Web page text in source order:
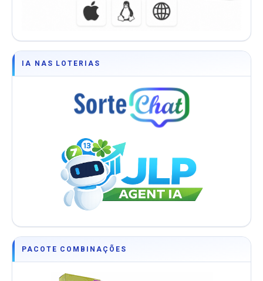
IA NAS LOTERIAS
PACOTE COMBINAÇÕES